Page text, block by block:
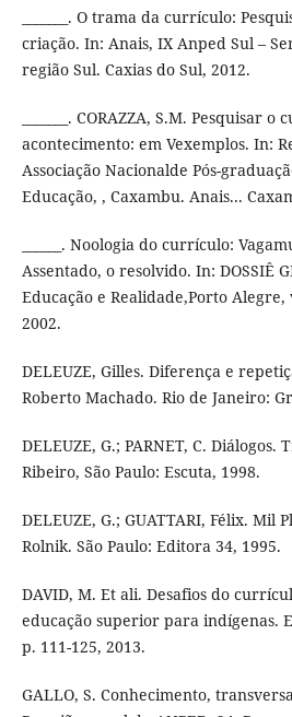
_______. O trama da currículo:
criação. In: Anais, IX Anped Sul –
região Sul. Caxias do Sul, 2012.
_______. CORAZZA, S.M. Pesquisar
acontecimento: em Vexemplos. In:
Associação Nacionalde Pós-
Educação, , Caxambu. Anais...
______. Noologia do currículo:
Assentado, o resolvido. In: DOSSIÊ
Educação e Realidade,Porto Alegre,
2002.
DELEUZE, Gilles. Diferença e
Roberto Machado. Rio de Janeiro:
DELEUZE, G.; PARNET, C.
Ribeiro, São Paulo: Escuta, 1998.
DELEUZE, G.; GUATTARI, Félix. Mil
Rolnik. São Paulo: Editora 34, 1995.
DAVID, M. Et ali. Desafios do
educação superior para indígenas.
p. 111-125, 2013.
GALLO, S. Conhecimento,